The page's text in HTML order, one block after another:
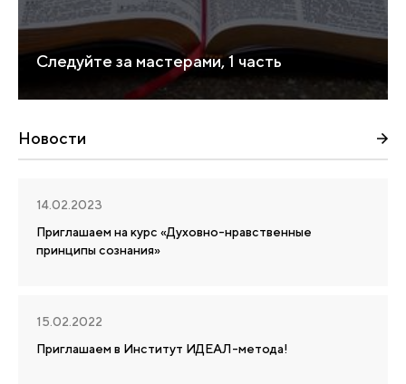
Следуйте за мастерами, 1 часть
Новости
14.02.2023
Приглашаем на курс «Духовно-нравственные
принципы сознания»
15.02.2022
Приглашаем в Институт ИДЕАЛ-метода!